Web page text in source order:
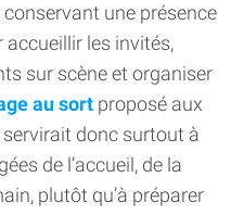
conservant une présence
les invités,
sur scène et organiser
au sort proposé aux
donc surtout à
de l’accueil, de la
plutôt qu’à préparer